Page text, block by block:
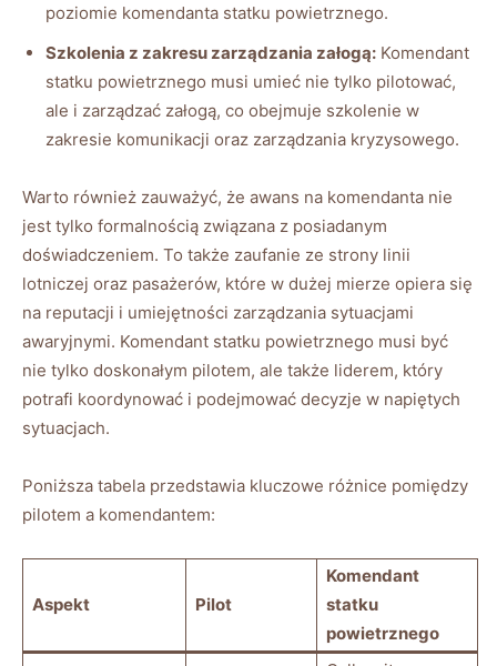
poziomie komendanta statku powietrznego.
Szkolenia z zakresu zarządzania załogą: Komendant
statku powietrznego musi umieć nie tylko pilotować,
ale i zarządzać załogą, co obejmuje szkolenie w
zakresie komunikacji oraz zarządzania kryzysowego.
Warto również zauważyć, że awans na komendanta nie
jest tylko formalnością związana z posiadanym
doświadczeniem. To także zaufanie ze strony linii
lotniczej oraz pasażerów, które w dużej mierze opiera się
na reputacji i umiejętności zarządzania sytuacjami
awaryjnymi. Komendant statku powietrznego musi być
nie tylko doskonałym pilotem, ale także liderem, który
potrafi koordynować i podejmować decyzje w napiętych
sytuacjach.
Poniższa tabela przedstawia kluczowe różnice pomiędzy
pilotem a komendantem:
Aspekt Pilot
Komendant
statku
powietrznego